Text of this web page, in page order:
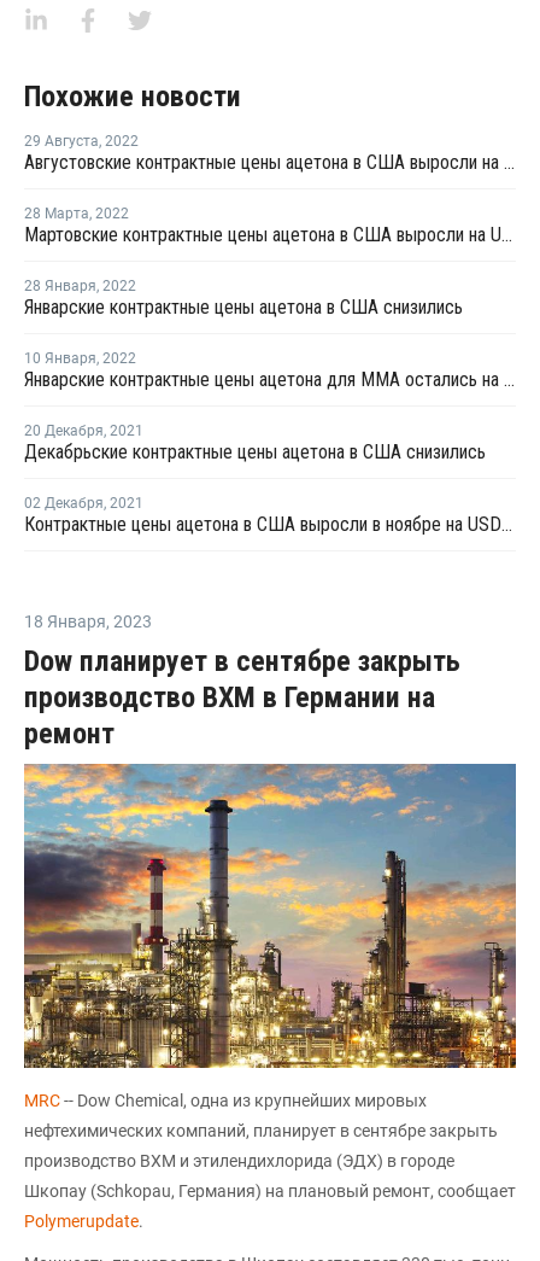
Похожие новости
29 Августа, 2022
Августовские контрактные цены ацетона в США выросли на фоне роста запасов сырья
28 Марта, 2022
Мартовские контрактные цены ацетона в США выросли на USD154 за тонну
28 Января, 2022
Январские контрактные цены ацетона в США снизились
10 Января, 2022
Январские контрактные цены ацетона для ММА остались на уровне декабря
20 Декабря, 2021
Декабрьские контрактные цены ацетона в США снизились
02 Декабря, 2021
Контрактные цены ацетона в США выросли в ноябре на USD22 за тонну
18 Января, 2023
Dow планирует в сентябре закрыть
производство ВХМ в Германии на
ремонт
MRC-- Dow Chemical, одна из крупнейших мировых
нефтехимических компаний, планирует в сентябре закрыть
производство ВХМ и этилендихлорида (ЭДХ) в городе
Шкопау (Schkopau, Германия) на плановый ремонт, сообщает
Polymerupdate.